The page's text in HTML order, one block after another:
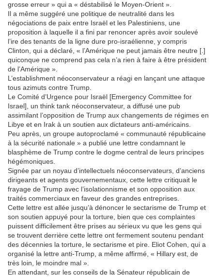
grosse erreur » qui a « déstabilisé le Moyen-Orient ».
Il a même suggéré une politique de neutralité dans les
négociations de paix entre Israël et les Palestiniens, une
proposition à laquelle il a fini par renoncer après avoir soulevé
l’ire des tenants de la ligne dure pro-israélienne, y compris
Clinton, qui a déclaré, « l’Amérique ne peut jamais être neutre [.]
quiconque ne comprend pas cela n’a rien à faire à être président
de l’Amérique ».
L’establishment néoconservateur a réagi en lançant une attaque
tous azimuts contre Trump.
Le Comité d’Urgence pour Israël [Emergency Committee for
Israel], un think tank néoconservateur, a diffusé une pub
assimilant l’opposition de Trump aux changements de régimes en
Libye et en Irak à un soutien aux dictateurs anti-américains.
Peu après, un groupe autoproclamé « communauté républicaine
à la sécurité nationale » a publié une lettre condamnant le
blasphème de Trump contre le dogme central de leurs principes
hégémoniques.
Signée par un noyau d’intellectuels néoconservateurs, d’anciens
dirigeants et agents gouvernementaux, cette lettre critiquait le
frayage de Trump avec l’isolationnisme et son opposition aux
traités commerciaux en faveur des grandes entreprises.
Cette lettre est allée jusqu’à dénoncer le sectarisme de Trump et
son soutien appuyé pour la torture, bien que ces complaintes
puissent difficilement être prises au sérieux vu que les gens qui
se trouvent derrière cette lettre ont fermement soutenu pendant
des décennies la torture, le sectarisme et pire. Eliot Cohen, qui a
organisé la lettre anti-Trump, a même affirmé, « Hillary est, de
très loin, le moindre mal ».
En attendant, sur les conseils de la Sénateur républicain de